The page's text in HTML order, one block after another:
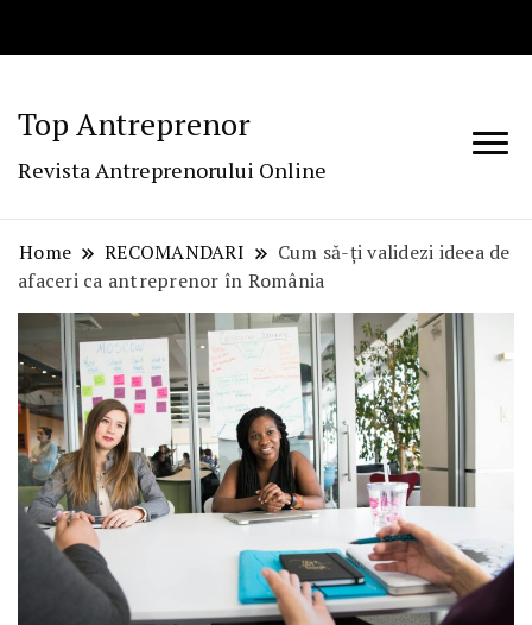
Top Antreprenor
Revista Antreprenorului Online
Home RECOMANDARI
Cum să-ți validezi ideea de
afaceri ca antreprenor în România